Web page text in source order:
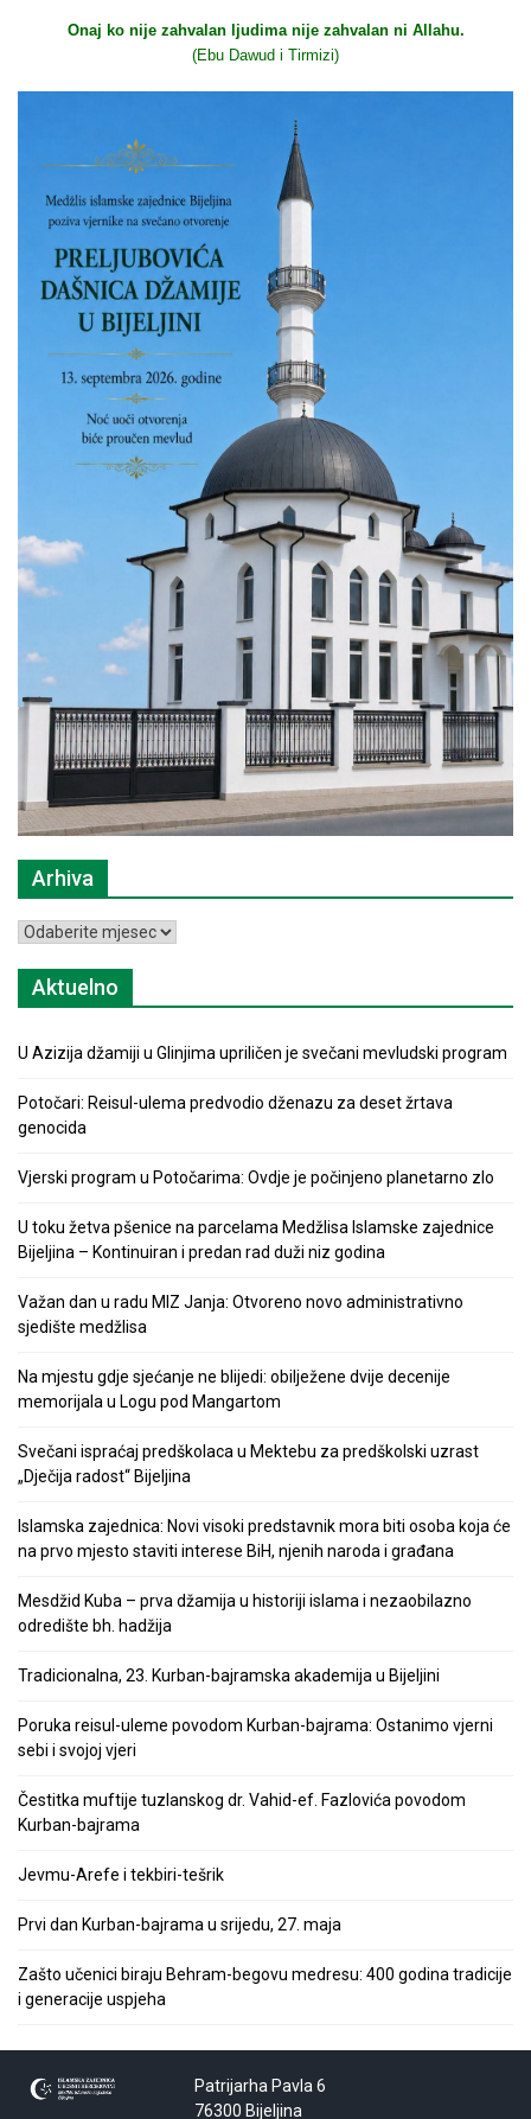
Onaj ko nije zahvalan ljudima nije zahvalan ni Allahu.
(Ebu Dawud i Tirmizi)
Arhiva
Arhiva
Aktuelno
U Azizija džamiji u Glinjima upriličen je svečani mevludski program
Potočari: Reisul-ulema predvodio dženazu za deset žrtava
genocida
Vjerski program u Potočarima: Ovdje je počinjeno planetarno zlo
U toku žetva pšenice na parcelama Medžlisa Islamske zajednice
Bijeljina – Kontinuiran i predan rad duži niz godina
Važan dan u radu MIZ Janja: Otvoreno novo administrativno
sjedište medžlisa
Na mjestu gdje sjećanje ne blijedi: obilježene dvije decenije
memorijala u Logu pod Mangartom
Svečani ispraćaj predškolaca u Mektebu za predškolski uzrast
„Dječija radost“ Bijeljina
Islamska zajednica: Novi visoki predstavnik mora biti osoba koja će
na prvo mjesto staviti interese BiH, njenih naroda i građana
Mesdžid Kuba – prva džamija u historiji islama i nezaobilazno
odredište bh. hadžija
Tradicionalna, 23. Kurban-bajramska akademija u Bijeljini
Poruka reisul-uleme povodom Kurban-bajrama: Ostanimo vjerni
sebi i svojoj vjeri
Čestitka muftije tuzlanskog dr. Vahid-ef. Fazlovića povodom
Kurban-bajrama
Jevmu-Arefe i tekbiri-tešrik
Prvi dan Kurban-bajrama u srijedu, 27. maja
Zašto učenici biraju Behram-begovu medresu: 400 godina tradicije
i generacije uspjeha
Patrijarha Pavla 6
76300 Bijeljina